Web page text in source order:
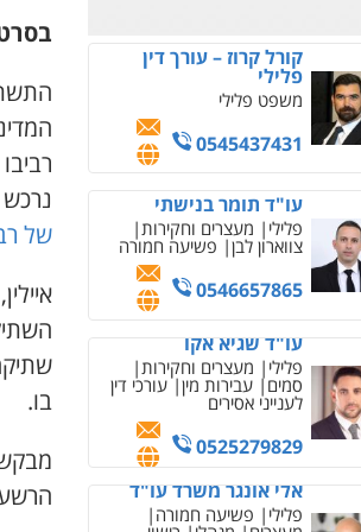
קורל קרוז – עורך דין
פלילי
משפט פלילי
0545437431
עו"ד תומר בנישתי
פלילי מעצרים וחקירות
צווארון לבן פשיעה חמורה
0546657865
עו"ד שגיא אקו
פלילי מעצרים וחקירות
סמים עבירות מין עורכי דין
לענייני אסירים
0525279829
אלי אונגר משרד עו"ד
פלילי פשיעה חמורה
של
בו.